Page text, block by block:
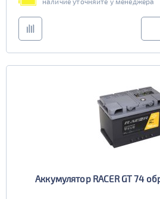
Аккумулятор RACER GT 74